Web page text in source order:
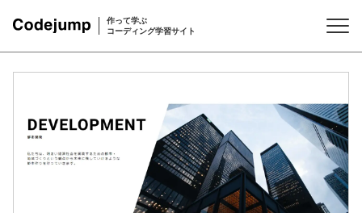
作って学ぶ
コーディング学習サイト